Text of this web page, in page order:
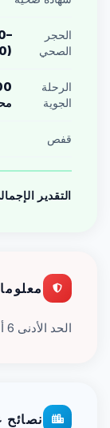
الحجر
الصحي
الرحلة
الجوية
قفص
التقدير
الحد الأدنى 6 أشهر إلزامية
نصائح